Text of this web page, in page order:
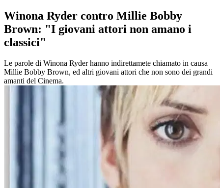
Winona Ryder contro Millie Bobby
Brown: "I giovani attori non amano i
classici"
Le parole di Winona Ryder hanno indirettamete chiamato in causa
Millie Bobby Brown, ed altri giovani attori che non sono dei grandi
amanti del Cinema.